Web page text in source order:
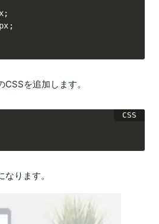
;
;
を追加します。
ります。